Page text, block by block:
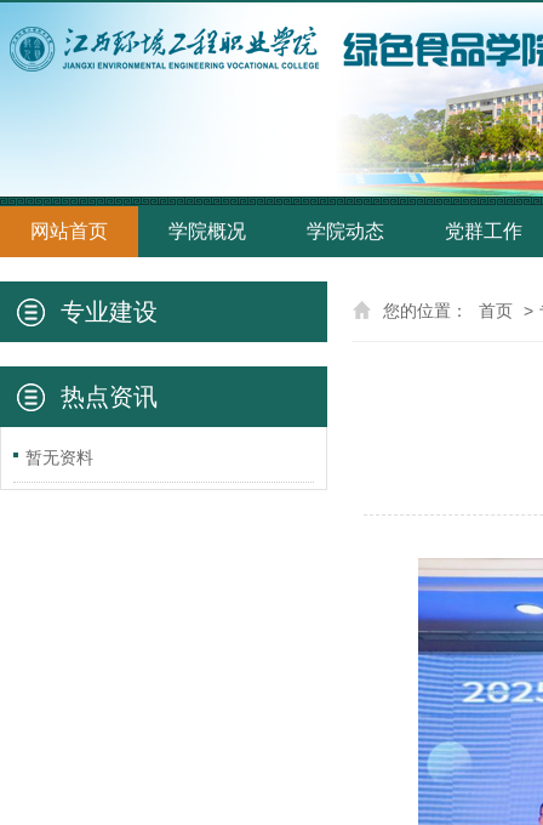
网站首页 学院概况 学院动态 党群工作
专业建设
热点资讯
暂无资料
您的位置： 首页 >